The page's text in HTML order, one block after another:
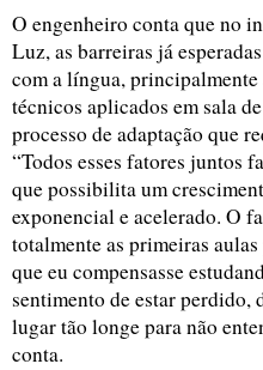
O engenheiro conta que no
Luz, as barreiras já
com a língua, principalmente
técnicos aplicados em sala
processo de adaptação que
“Todos esses fatores juntos
que possibilita um
exponencial e acelerado. O
totalmente as primeiras
que eu compensasse
sentimento de estar perdido,
lugar tão longe para não
conta.